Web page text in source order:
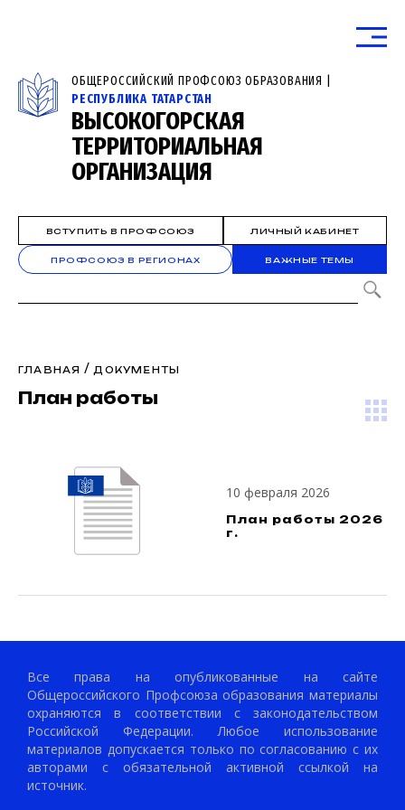
ОБЩЕРОССИЙСКИЙ ПРОФСОЮЗ ОБРАЗОВАНИЯ |
РЕСПУБЛИКА ТАТАРСТАН
ВЫСОКОГОРСКАЯ
ТЕРРИТОРИАЛЬНАЯ
ОРГАНИЗАЦИЯ
ВСТУПИТЬ В ПРОФСОЮЗ ЛИЧНЫЙ КАБИНЕТ
ПРОФСОЮЗ В РЕГИОНАХ ВАЖНЫЕ ТЕМЫ
ГЛАВНАЯ /ДОКУМЕНТЫ
План работы
10 февраля 2026
План работы 2026
г.
Все права на опубликованные на сайте
Общероссийского Профсоюза образования материалы
охраняются в соответствии с законодательством
Российской Федерации. Любое использование
материалов допускается только по согласованию с их
авторами с обязательной активной ссылкой на
источник.